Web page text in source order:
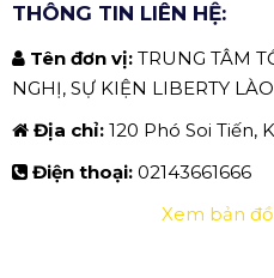
THÔNG TIN LIÊN HỆ:
Tên đơn vị: TRUNG TÂM
NGHỊ, SỰ KIỆN LIBERTY
Địa chỉ: 120 Phó Soi Tiến,
Điện thoại: 02143661666
Xem bản đồ